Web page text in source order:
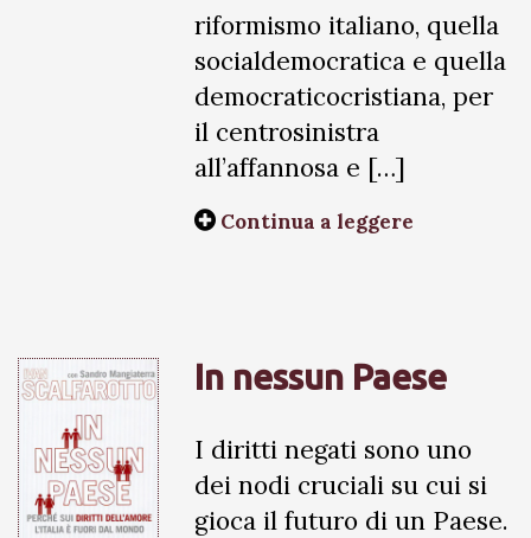
riformismo italiano, quella
socialdemocratica e quella
democraticocristiana, per
il centrosinistra
all’affannosa e […]
Continua a leggere
In nessun Paese
I diritti negati sono uno
dei nodi cruciali su cui si
gioca il futuro di un Paese.